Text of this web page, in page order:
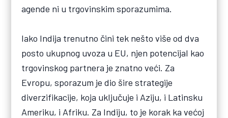
agende ni u trgovinskim sporazumima.
Iako Indija trenutno čini tek nešto više od dva
posto ukupnog uvoza u EU, njen potencijal kao
trgovinskog partnera je znatno veći. Za
Evropu, sporazum je dio šire strategije
diverzifikacije, koja uključuje i Aziju, i Latinsku
Ameriku, i Afriku. Za Indiju, to je korak ka većoj